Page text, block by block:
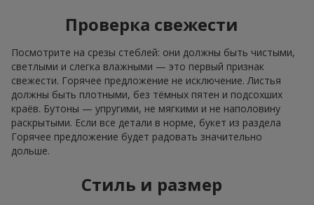
Проверка свежести
Посмотрите на срезы стеблей: они должны быть чистыми,
светлыми и слегка влажными — это первый признак
свежести. Горячее предложение не исключение. Листья
должны быть плотными, без тёмных пятен и подсохших
краёв. Бутоны — упругими, не мягкими и не наполовину
раскрытыми. Если все детали в норме, букет из раздела
Горячее предложение будет радовать значительно
дольше.
Стиль и размер